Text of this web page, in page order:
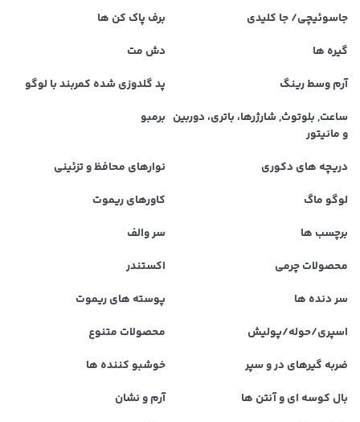
جاسوئیچی/ جا کلیدی
برف پاک کن ها
گیره ها
دش مت
آرم وسط رینگ
پد گلدوزی شده کمربند با لوگو
ساعت, بلوتوث, شارژرها، باتری، دوربین
و مانیتور
برمبو
دریچه های دکوری
نوارهای محافظ و تزئینی
لوگو ماگ
کاورهای ریموت
برچسب ها
سر والف
محصولات چرمی
اکستندر
سر دنده ها
پوسته های ریموت
اسپری/حوله/پولیش
محصولات متنوع
ضربه گیرهای در و سپر
خوشبو کننده ها
بال کوسه ای و آنتن ها
آرم و نشان